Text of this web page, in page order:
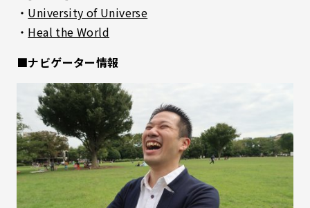
・ University of Universe
・ Heal the World
■ナビゲーター情報